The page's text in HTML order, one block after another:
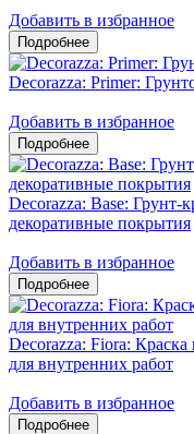
Добавить в избранное
Decorazza: Primer:
Добавить в избранное
Decorazza: Base: Грунт-
декоративные покрытия
Добавить в избранное
Decorazza: Fiora: Краска
для внутренних работ
Добавить в избранное